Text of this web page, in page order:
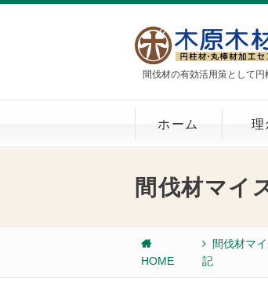
間伐材の有効活用策として円
ホーム 理
間伐材マイ
HOME
間伐材マ
記